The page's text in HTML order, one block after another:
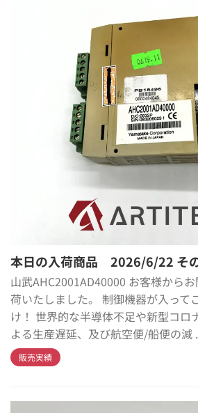
本日の入荷商品 2026/6/22 そ
山武AHC2001AD40000 お客様から
荷いたしました。 制御機器が入って
け！ 世界的な半導体不足や新型コロ
よる生産遅延、及び航空便/船便の減
販売実績